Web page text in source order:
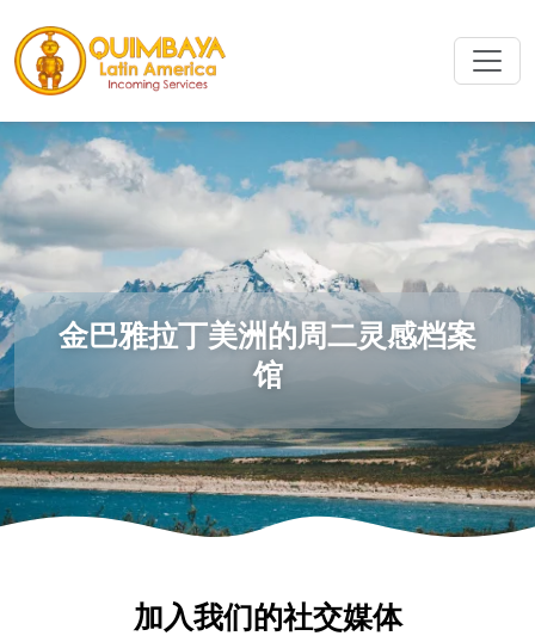
金巴雅拉丁美洲的周二灵感档案
馆
加入我们的社交媒体